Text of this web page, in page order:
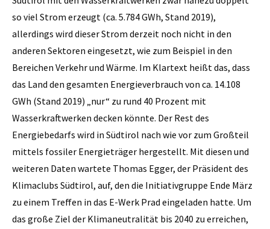
so viel Strom erzeugt (ca. 5.784 GWh, Stand 2019),
allerdings wird dieser Strom derzeit noch nicht in den
anderen Sektoren eingesetzt, wie zum Beispiel in den
Bereichen Verkehr und Wärme. Im Klartext heißt das, dass
das Land den gesamten Energieverbrauch von ca. 14.108
GWh (Stand 2019) „nur“ zu rund 40 Prozent mit
Wasserkraftwerken decken könnte. Der Rest des
Energiebedarfs wird in Südtirol nach wie vor zum Großteil
mittels fossiler Energieträger hergestellt. Mit diesen und
weiteren Daten wartete Thomas Egger, der Präsident des
Klimaclubs Südtirol, auf, den die Initiativgruppe Ende März
zu einem Treffen in das E-Werk Prad eingeladen hatte. Um
das große Ziel der Klimaneutralität bis 2040 zu erreichen,